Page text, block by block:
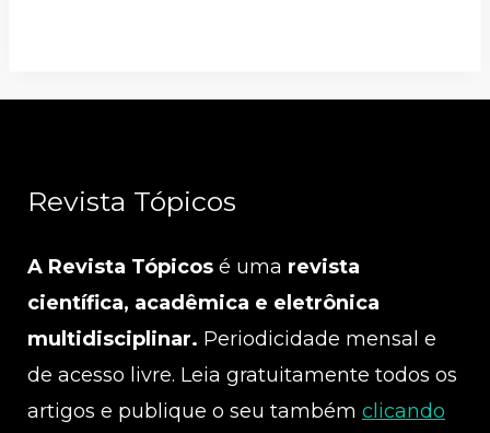
Revista Tópicos
A Revista Tópicos é uma revista
científica, acadêmica e eletrônica
multidisciplinar. Periodicidade mensal e
de acesso livre. Leia gratuitamente todos os
artigos e publique o seu também clicando